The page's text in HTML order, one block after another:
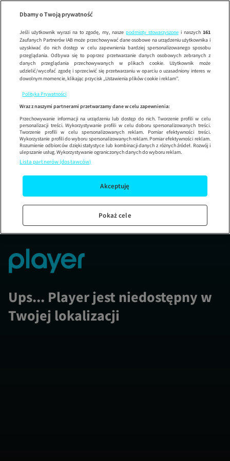
Wypróbuj aplikację mobilną
Korzystaj z łatwiejszej nawigacji i ciesz się szybszym
Ups... Player jest niedostępny w
Twojej lokalizacji
Dbamy o Twoją prywatność
Jeśli użytkownik wyrazi na to zgodę, my, nasze podmioty stowarzyszonei naszych 161
Zaufanych Partnerów IAB może przechowywać dane osobowe na urządzeniu użytkownika i
uzyskiwać do nich dostęp w celu zapewnienia bardziej spersonalizowanego sposobu
przeglądania. Odbywa się to poprzez przetwarzanie danych osobowych zebranych z
danych przeglądania przechowywanych w plikach cookie. Użytkownik może
udzielić/wycofać zgodę i sprzeciwić się przetwarzaniu w oparciu o uzasadniony interes w
dowolnym momencie, klikając przycisk „Ustawienia plików cookie i reklam”.
Polityka Prywatności
Wraz z naszymi partnerami przetwarzamy dane w celu zapewnienia:
Przechowywanie informacji na urządzeniu lub dostęp do nich. Tworzenie profili w celu
personalizacji treści. Wykorzystywanie profili w celu doboru spersonalizowanych treści.
Tworzenie profili w celu spersonalizowanych reklam. Pomiar efektywności treści.
Wykorzystanie profili do wyboru spersonalizowanych reklam. Pomiar efektywności reklam.
Rozumienie odbiorców dzięki statystyce lub kombinacji danych z różnych źródeł. Rozwój i
ulepszanie usług. Wykorzystywanie ograniczonych danych do wyboru reklam.
Lista partnerów (dostawców)
Akceptuję
Pokaż cele